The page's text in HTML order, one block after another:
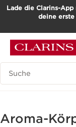
WEITER ZUM
Lade die Clarins-App
deine
Such-Historie
Aroma-